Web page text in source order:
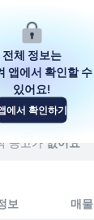
트
등1로31번길 7
공고가 없어요
보 매물
전체 정보는
앱에서 확인할 수
있어요!
에서 확인하기